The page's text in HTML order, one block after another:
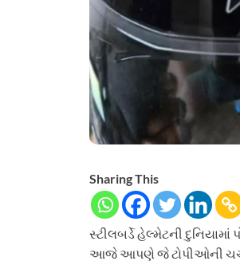
Sharing This
સ્ટીલબર્ડે હેલ્મેટની
આજે આપણે જે ટોપીઓની